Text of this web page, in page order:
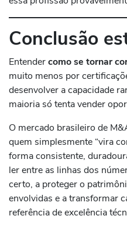
Conclusão
Entendercomo se tornar
muito menos por
desenvolver a capacidade
maioria só tenta vender
O mercado brasileiro de
quem simplesmente “vira
forma consistente,
ler entre as linhas dos
certo, a proteger o
envolvidas e a transformar
referência de excelência